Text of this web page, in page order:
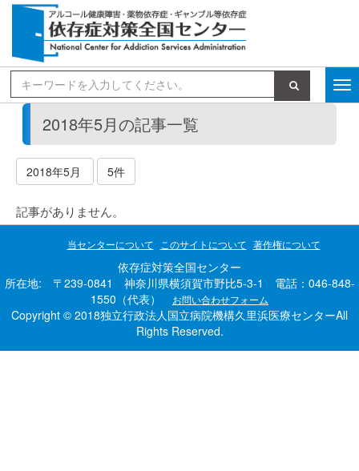
検索
2018年5月の記事一覧
2018年5月 5件
記事がありません。
当センターについて このサイトについて 著作権について
依存症対策全国センター
所在地: 〒239-0841 神奈川県横須賀市野比5-3-1 電話：046-848-
1550（代表）
お問い合わせフォーム
Copyright © 2018独立行政法人国立病院機構久里浜医療センターAll
Rights Reserved.